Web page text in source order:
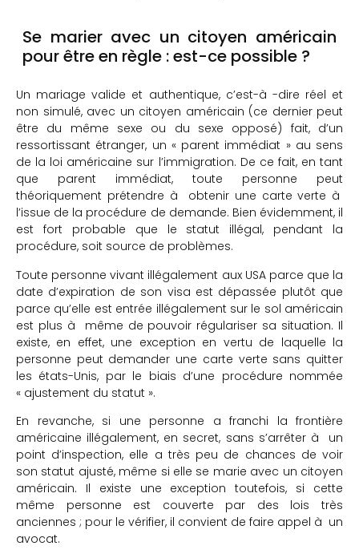
Se marier avec un citoyen américain
pour être en règle : est-ce possible ?
Un mariage valide et authentique, c’est-à -dire réel et
non simulé, avec un citoyen américain (ce dernier peut
être du même sexe ou du sexe opposé) fait, d’un
ressortissant étranger, un « parent immédiat » au sens
de la loi américaine sur l’immigration. De ce fait, en tant
que parent immédiat, toute personne peut
théoriquement prétendre à obtenir une carte verte à
l’issue de la procédure de demande. Bien évidemment, il
est fort probable que le statut illégal, pendant la
procédure, soit source de problèmes.
Toute personne vivant illégalement aux USA parce que la
date d’expiration de son visa est dépassée plutôt que
parce qu’elle est entrée illégalement sur le sol américain
est plus à même de pouvoir régulariser sa situation. Il
existe, en effet, une exception en vertu de laquelle la
personne peut demander une carte verte sans quitter
les états-Unis, par le biais d’une procédure nommée
« ajustement du statut ».
En revanche, si une personne a franchi la frontière
américaine illégalement, en secret, sans s’arrêter à un
point d’inspection, elle a très peu de chances de voir
son statut ajusté, même si elle se marie avec un citoyen
américain. Il existe une exception toutefois, si cette
même personne est couverte par des lois très
anciennes ; pour le vérifier, il convient de faire appel à un
avocat.